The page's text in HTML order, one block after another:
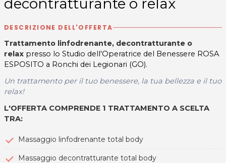
decontratturante o relax
DESCRIZIONE DELL'OFFERTA
Trattamento linfodrenante, decontratturante o
relax presso lo Studio dell'Operatrice del Benessere ROSA
ESPOSITO a Ronchi dei Legionari (GO).
Un trattamento per il tuo benessere, la tua bellezza e il tuo
relax!
L'OFFERTA COMPRENDE 1 TRATTAMENTO A SCELTA
TRA:
Massaggio linfodrenante total body
Massaggio decontratturante total body